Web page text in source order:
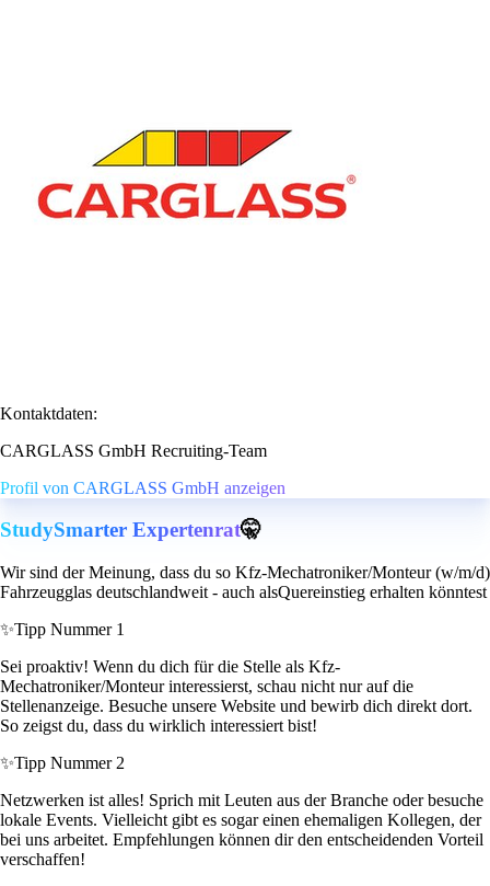
Kontaktdaten:
CARGLASS GmbH Recruiting-Team
Profil von CARGLASS GmbH anzeigen
StudySmarter Expertenrat🤫
Wir sind der Meinung, dass du so Kfz-Mechatroniker/Monteur (w/m/d)
Fahrzeugglas deutschlandweit - auch alsQuereinstieg erhalten könntest
✨Tipp Nummer 1
Sei proaktiv! Wenn du dich für die Stelle als Kfz-
Mechatroniker/Monteur interessierst, schau nicht nur auf die
Stellenanzeige. Besuche unsere Website und bewirb dich direkt dort.
So zeigst du, dass du wirklich interessiert bist!
✨Tipp Nummer 2
Netzwerken ist alles! Sprich mit Leuten aus der Branche oder besuche
lokale Events. Vielleicht gibt es sogar einen ehemaligen Kollegen, der
bei uns arbeitet. Empfehlungen können dir den entscheidenden Vorteil
verschaffen!